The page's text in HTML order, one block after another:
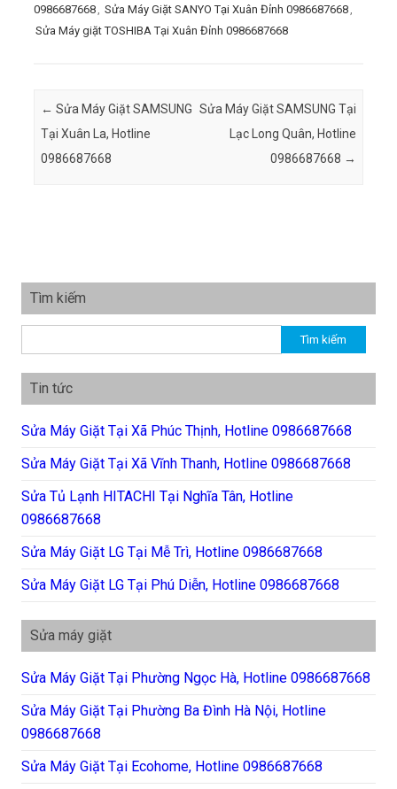
0986687668, Sửa Máy Giặt SANYO Tại Xuân Đỉnh 0986687668,
Sửa Máy giặt TOSHIBA Tại Xuân Đỉnh 0986687668
Post navigation
← Sửa Máy Giặt SAMSUNG
Tại Xuân La, Hotline
0986687668
Sửa Máy Giặt SAMSUNG Tại
Lạc Long Quân, Hotline
0986687668 →
Tìm kiếm
Tin tức
Sửa Máy Giặt Tại Xã Phúc Thịnh, Hotline 0986687668
Sửa Máy Giặt Tại Xã Vĩnh Thanh, Hotline 0986687668
Sửa Tủ Lạnh HITACHI Tại Nghĩa Tân, Hotline
0986687668
Sửa Máy Giặt LG Tại Mễ Trì, Hotline 0986687668
Sửa Máy Giặt LG Tại Phú Diễn, Hotline 0986687668
Sửa máy giặt
Sửa Máy Giặt Tại Phường Ngọc Hà, Hotline 0986687668
Sửa Máy Giặt Tại Phường Ba Đình Hà Nội, Hotline
0986687668
Sửa Máy Giặt Tại Ecohome, Hotline 0986687668